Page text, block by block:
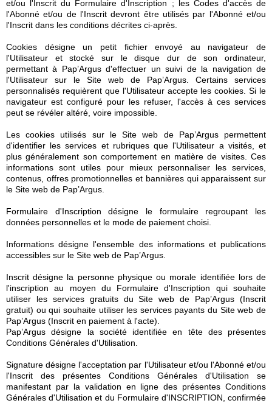
et/ou l'Inscrit du Formulaire d'Inscription ; les Codes d'accès de
l'Abonné et/ou de l'Inscrit devront être utilisés par l'Abonné et/ou
l'Inscrit dans les conditions décrites ci-après.
Cookies désigne un petit fichier envoyé au navigateur de
l'Utilisateur et stocké sur le disque dur de son ordinateur,
permettant à Pap’Argus d'effectuer un suivi de la navigation de
l'Utilisateur sur le Site web de Pap’Argus. Certains services
personnalisés requièrent que l'Utilisateur accepte les cookies. Si le
navigateur est configuré pour les refuser, l'accès à ces services
peut se révéler altéré, voire impossible.
Les cookies utilisés sur le Site web de Pap’Argus permettent
d'identifier les services et rubriques que l'Utilisateur a visités, et
plus généralement son comportement en matière de visites. Ces
informations sont utiles pour mieux personnaliser les services,
contenus, offres promotionnelles et bannières qui apparaissent sur
le Site web de Pap’Argus.
Formulaire d'Inscription désigne le formulaire regroupant les
données personnelles et le mode de paiement choisi.
Informations désigne l'ensemble des informations et publications
accessibles sur le Site web de Pap’Argus.
Inscrit désigne la personne physique ou morale identifiée lors de
l'inscription au moyen du Formulaire d'Inscription qui souhaite
utiliser les services gratuits du Site web de Pap’Argus (Inscrit
gratuit) ou qui souhaite utiliser les services payants du Site web de
Pap’Argus (Inscrit en paiement à l'acte).
Pap’Argus désigne la société identifiée en tête des présentes
Conditions Générales d'Utilisation.
Signature désigne l'acceptation par l'Utilisateur et/ou l'Abonné et/ou
l'Inscrit des présentes Conditions Générales d'Utilisation se
manifestant par la validation en ligne des présentes Conditions
Générales d'Utilisation et du Formulaire d'INSCRIPTION, confirmée